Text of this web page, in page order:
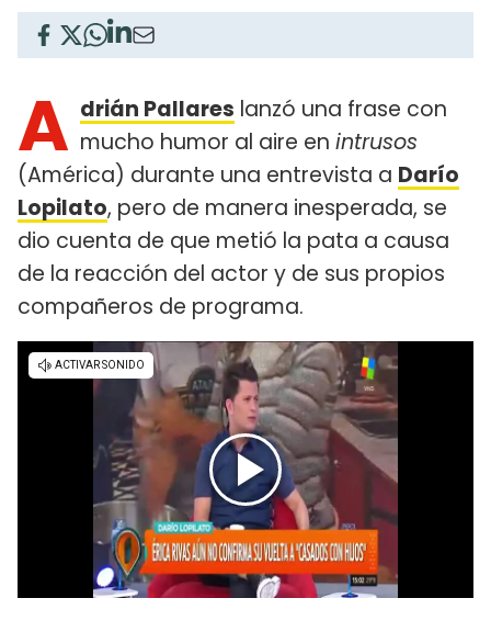
A drián Pallares lanzó una frase con
mucho humor al aire en intrusos
(América) durante una entrevista a Darío
Lopilato, pero de manera inesperada, se
dio cuenta de que metió la pata a causa
de la reacción del actor y de sus propios
compañeros de programa.